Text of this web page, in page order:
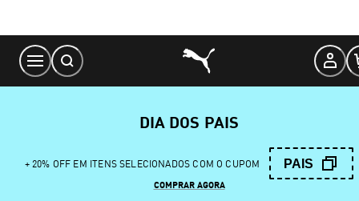
Content
DIA DOS PAIS
+ 20% OFF EM ITENS SELECIONADOS COM O CUPOM PAIS
COMPRAR AGORA